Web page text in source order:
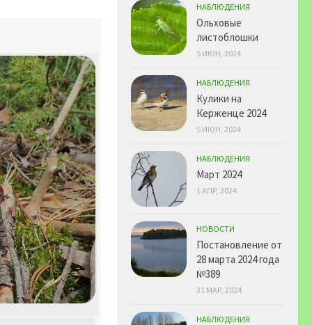
НАБЛЮДЕНИЯ
Ольховые
листоблошки
5 ИЮН, 2024
НАБЛЮДЕНИЯ
Кулики на
Керженце 2024
5 ИЮН, 2024
НАБЛЮДЕНИЯ
Март 2024
1 АПР, 2024
НОВОСТИ
Постановление от
28 марта 2024 года
№389
31 МАР, 2024
НАБЛЮДЕНИЯ